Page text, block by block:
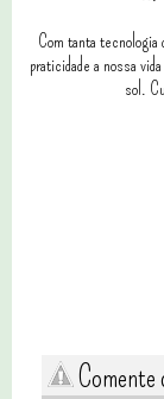
Com tanta
praticidade a nossa
sol.
Comente